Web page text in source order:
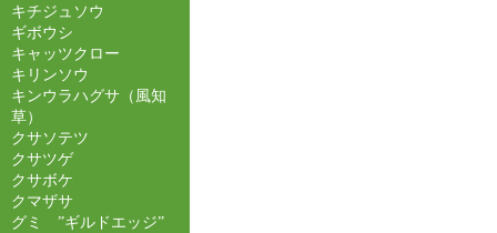
キチジュソウ
ギボウシ
キャッツクロー
キリンソウ
キンウラハグサ（風知
草）
クサソテツ
クサツゲ
クサボケ
クマザサ
グミ ”ギルドエッジ”